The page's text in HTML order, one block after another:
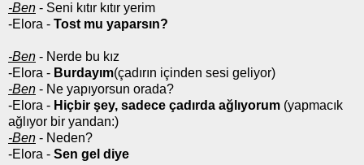
-Ben - Seni kıtır kıtır yerim
-Elora - Tost mu yaparsın?
-Ben - Nerde bu kız
-Elora - Burdayım(çadırın içinden sesi geliyor)
-Ben - Ne yapıyorsun orada?
-Elora - Hiçbir şey, sadece çadırda ağlıyorum (yapmacık
ağlıyor bir yandan:)
-Ben - Neden?
-Elora - Sen gel diye